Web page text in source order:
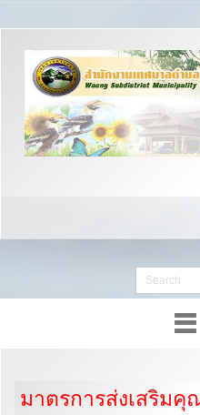
มาตรการส่งเสริม